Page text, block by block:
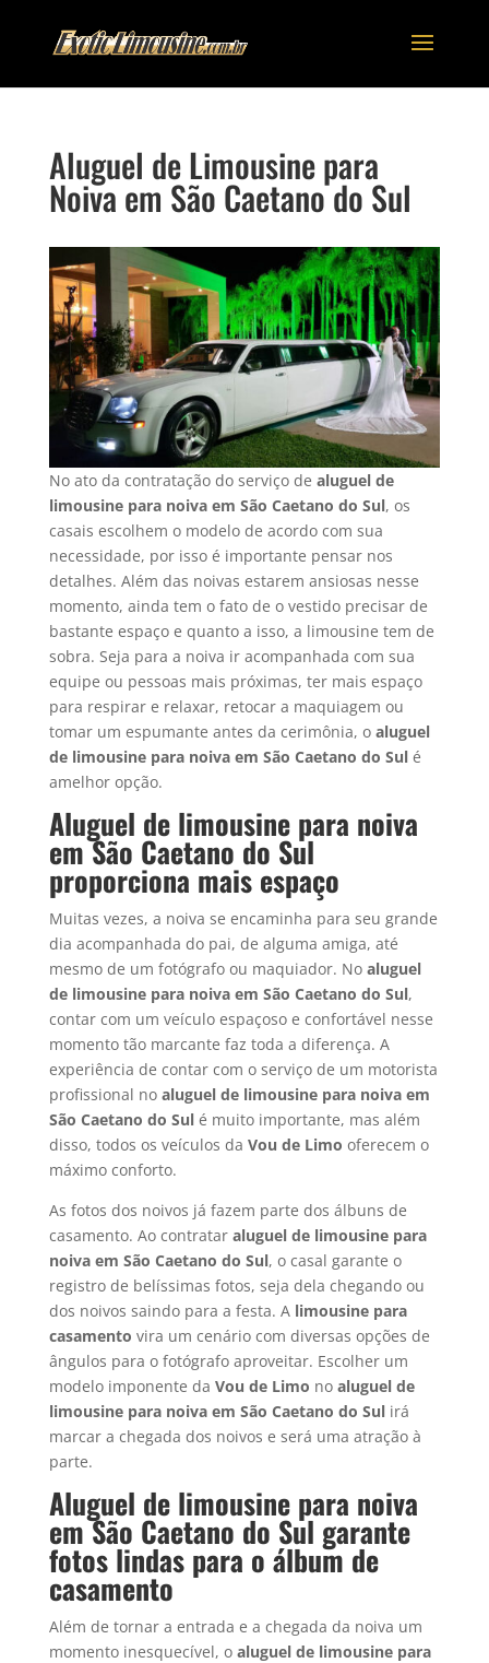
Aluguel de Limousine para
Noiva em São Caetano do Sul
No ato da contratação do serviço de aluguel de
limousine para noiva em São Caetano do Sul, os
casais escolhem o modelo de acordo com sua
necessidade, por isso é importante pensar nos
detalhes. Além das noivas estarem ansiosas nesse
momento, ainda tem o fato de o vestido precisar de
bastante espaço e quanto a isso, a limousine tem de
sobra. Seja para a noiva ir acompanhada com sua
equipe ou pessoas mais próximas, ter mais espaço
para respirar e relaxar, retocar a maquiagem ou
tomar um espumante antes da cerimônia, o aluguel
de limousine para noiva em São Caetano do Sul é
amelhor opção.
Aluguel de limousine para noiva
em São Caetano do Sul
proporciona mais espaço
Muitas vezes, a noiva se encaminha para seu grande
dia acompanhada do pai, de alguma amiga, até
mesmo de um fotógrafo ou maquiador. No aluguel
de limousine para noiva em São Caetano do Sul,
contar com um veículo espaçoso e confortável nesse
momento tão marcante faz toda a diferença. A
experiência de contar com o serviço de um motorista
profissional no aluguel de limousine para noiva em
São Caetano do Sul é muito importante, mas além
disso, todos os veículos da Vou de Limo oferecem o
máximo conforto.
As fotos dos noivos já fazem parte dos álbuns de
casamento. Ao contratar aluguel de limousine para
noiva em São Caetano do Sul, o casal garante o
registro de belíssimas fotos, seja dela chegando ou
dos noivos saindo para a festa. A limousine para
casamento vira um cenário com diversas opções de
ângulos para o fotógrafo aproveitar. Escolher um
modelo imponente da Vou de Limo no aluguel de
limousine para noiva em São Caetano do Sul irá
marcar a chegada dos noivos e será uma atração à
parte.
Aluguel de limousine para noiva
em São Caetano do Sul garante
fotos lindas para o álbum de
casamento
Além de tornar a entrada e a chegada da noiva um
momento inesquecível, o aluguel de limousine para